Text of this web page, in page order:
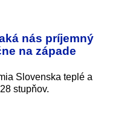
nás príjemný
na západe
Slovenska teplé a
stupňov.